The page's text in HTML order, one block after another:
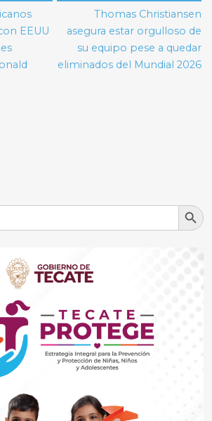
EEUU
Thomas Christiansen
asegura estar orgulloso de
su equipo pese a quedar
eliminados del Mundial 2026
Search